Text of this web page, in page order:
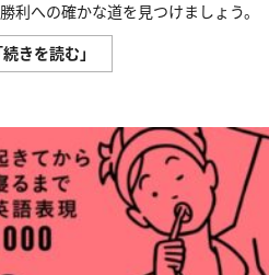
利への確かな道を見つけましょう。
続きを読む」
馬
法
則：
勝
利
へ